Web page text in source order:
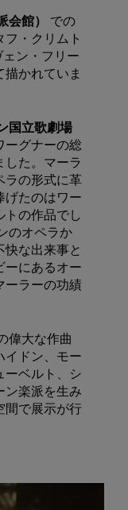
会館）
での
・クリムト
ェン・フリー
かれていま
国立歌劇場
ーグナーの総
した。マーラ
ラの形式に革
げたのはワー
トの作品でし
のオペラか
快な出来事と
ーにあるオー
ーラーの功績
偉大な作曲
イドン、モー
ーベルト、シ
ン楽派を生み
間で展示が行